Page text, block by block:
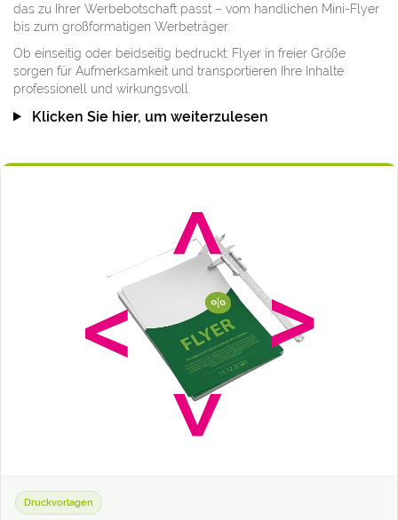
das zu Ihrer Werbebotschaft passt – vom handlichen Mini-Flyer
bis zum großformatigen Werbeträger.
Ob einseitig oder beidseitig bedruckt: Flyer in freier Größe
sorgen für Aufmerksamkeit und transportieren Ihre Inhalte
professionell und wirkungsvoll.
Klicken Sie hier, um weiterzulesen
Druckvorlagen